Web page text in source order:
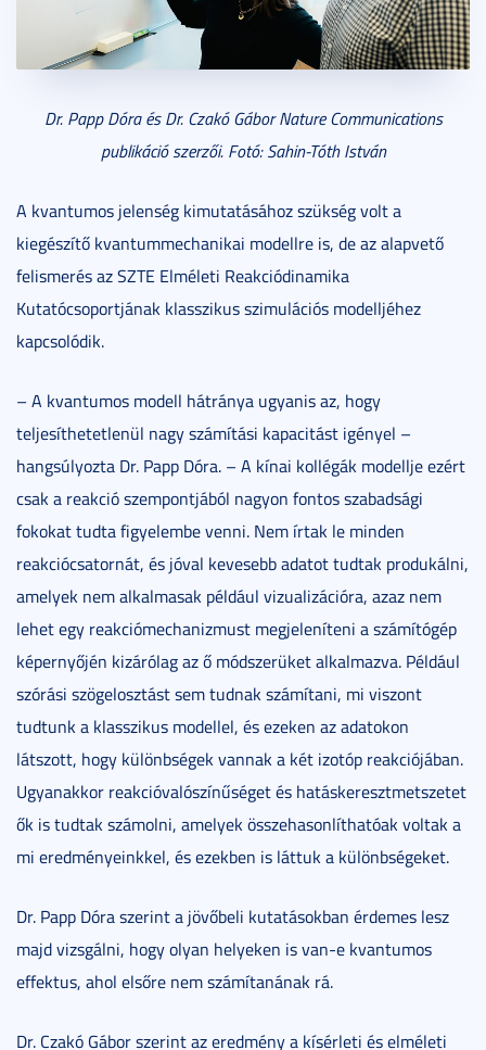
Dr. Papp Dóra és Dr. Czakó Gábor Nature Communications
publikáció szerzői. Fotó: Sahin-Tóth István
A kvantumos jelenség kimutatásához szükség volt a
kiegészítő kvantummechanikai modellre is, de az alapvető
felismerés az SZTE Elméleti Reakciódinamika
Kutatócsoportjának klasszikus szimulációs modelljéhez
kapcsolódik.
– A kvantumos modell hátránya ugyanis az, hogy
teljesíthetetlenül nagy számítási kapacitást igényel –
hangsúlyozta Dr. Papp Dóra. – A kínai kollégák modellje ezért
csak a reakció szempontjából nagyon fontos szabadsági
fokokat tudta figyelembe venni. Nem írtak le minden
reakciócsatornát, és jóval kevesebb adatot tudtak produkálni,
amelyek nem alkalmasak például vizualizációra, azaz nem
lehet egy reakciómechanizmust megjeleníteni a számítógép
képernyőjén kizárólag az ő módszerüket alkalmazva. Például
szórási szögelosztást sem tudnak számítani, mi viszont
tudtunk a klasszikus modellel, és ezeken az adatokon
látszott, hogy különbségek vannak a két izotóp reakciójában.
Ugyanakkor reakcióvalószínűséget és hatáskeresztmetszetet
ők is tudtak számolni, amelyek összehasonlíthatóak voltak a
mi eredményeinkkel, és ezekben is láttuk a különbségeket.
Dr. Papp Dóra szerint a jövőbeli kutatásokban érdemes lesz
majd vizsgálni, hogy olyan helyeken is van-e kvantumos
effektus, ahol elsőre nem számítanának rá.
Dr. Czakó Gábor szerint az eredmény a kísérleti és elméleti